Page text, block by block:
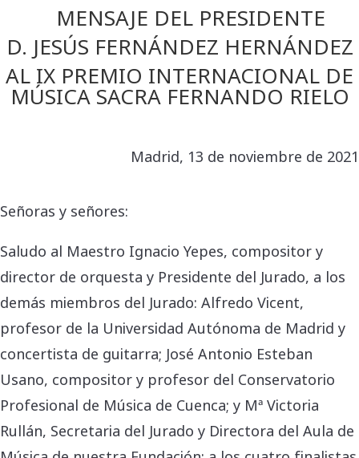
MENSAJE DEL PRESIDENTE
D. JESÚS FERNÁNDEZ HERNÁNDEZ
AL IX PREMIO INTERNACIONAL DE
MÚSICA SACRA FERNANDO RIELO
Madrid, 13 de noviembre de 2021
Señoras y señores:
Saludo al Maestro Ignacio Yepes, compositor y
director de orquesta y Presidente del Jurado, a los
demás miembros del Jurado: Alfredo Vicent,
profesor de la Universidad Autónoma de Madrid y
concertista de guitarra; José Antonio Esteban
Usano, compositor y profesor del Conservatorio
Profesional de Música de Cuenca; y Mª Victoria
Rullán, Secretaria del Jurado y Directora del Aula de